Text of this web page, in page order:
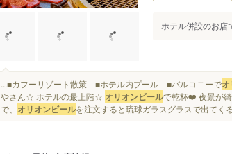
ホテル併設のお店
...■カフーリゾート散策 ■ホテル内プール ■バルコニーで
やさん☆ ホテルの最上階☆ オリオンビールで乾杯❤️ 夜景が綺
で、 オリオンビールを注文すると琉球ガラスグラスで出てく